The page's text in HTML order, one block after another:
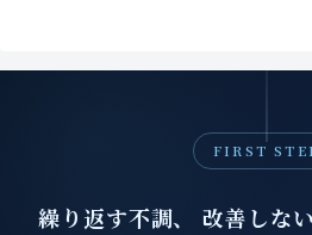
FIRST
繰り返す不調、 改善しな